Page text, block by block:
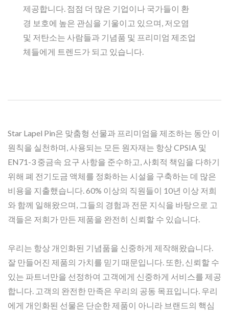
제공합니다. 점점 더 많은 기업이나 국가들이 환
경 보호에 높은 관심을 기울이고 있으며, 저오염
및 저탄소는 사람들과 기념품 및 프리미엄 제조업
체들에게 트렌드가 되고 있습니다.
Star Lapel Pin은 맞춤형 선물과 프리미엄을 제조하는 동안 이
원칙을 실천하며, 사용되는 모든 원자재는 항상 CPSIA 및
EN71-3 중금속 요구 사항을 준수하고, 사회적 책임을 다하기
위해 폐 전기도금 액체를 정화하는 시설을 구축하는 데 많은
비용을 지출했습니다. 60% 이상의 직원들이 10년 이상 저희
와 함께 일해왔으며, 그들의 경험과 전문 지식을 바탕으로 고
객들은 저희가 만든 제품을 완전히 신뢰할 수 있습니다.
우리는 항상 개인화된 기념품을 신중하게 제작해왔습니다.
잘 만들어진 제품의 가치를 믿기 때문입니다. 또한, 신뢰할 수
있는 파트너만을 선정하여 고객에게 신중하게 서비스를 제공
합니다. 고객의 완전한 만족은 우리의 공동 목표입니다. 우리
에게 개인화된 선물은 단순한 제품이 아니라 브랜드의 핵심